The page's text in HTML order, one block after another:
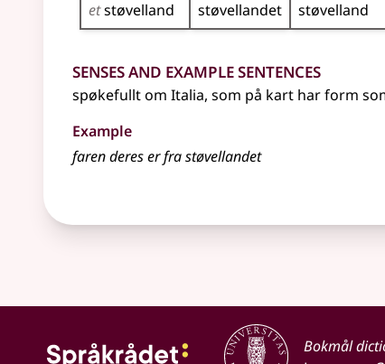
etstøvelland støvellandet støvelland
Senses and Example Sentences
spøkefullt om Italia, som på kart har form
Example
faren deres er fra støvellandet
Bokmål